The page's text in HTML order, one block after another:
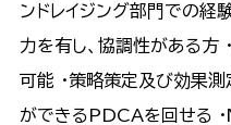
ンドレイジング部門での経
力を有し、協調性がある方
可能 ・策略策定及び効果
ができるPDCAを回せる